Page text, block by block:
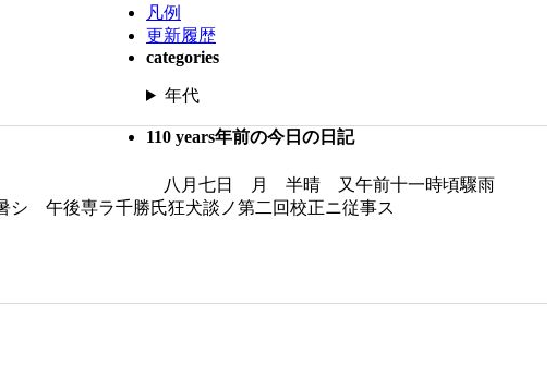
凡例
更新履歴
categories
年代
110 years年前の今日の日記
八月七日 月 半晴 又午前十一時頃驟雨
シ 午後専ラ千勝氏狂犬談ノ第二回校正ニ従事ス